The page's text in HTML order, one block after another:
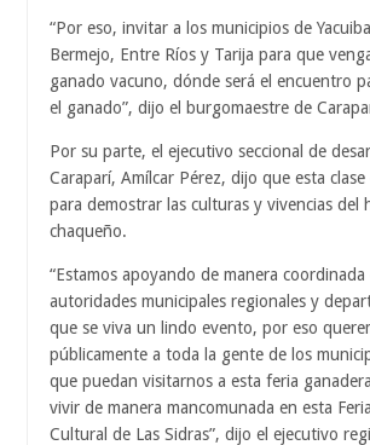
“Por eso, invitar a los municipios de
Bermejo, Entre Ríos y Tarija para que
ganado vacuno, dónde será el encuentro
el ganado”, dijo el burgomaestre de
Por su parte, el ejecutivo seccional de
Caraparí, Amílcar Pérez, dijo que esta
para demostrar las culturas y vivencias del
chaqueño.
“Estamos apoyando de manera
autoridades municipales regionales y
que se viva un lindo evento, por eso
públicamente a toda la gente de los
que puedan visitarnos a esta feria
vivir de manera mancomunada en esta
Cultural de Las Sidras”, dijo el ejecutivo